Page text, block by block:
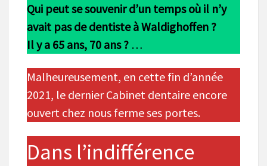
Qui peut se souvenir d’un temps où il n’y
avait pas de dentiste à Waldighoffen ?
Il y a 65 ans, 70 ans ? …
Malheureusement, en cette fin d’année
2021, le dernier Cabinet dentaire encore
ouvert chez nous ferme ses portes.
Dans l’indifférence